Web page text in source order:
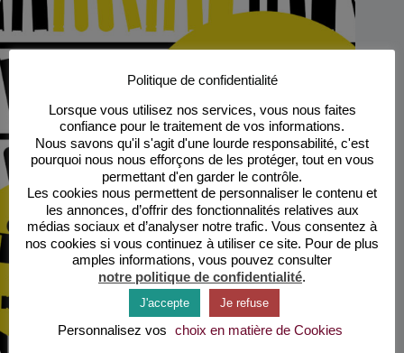
Politique de confidentialité
Lorsque vous utilisez nos services, vous nous faites
confiance pour le traitement de vos informations.
Nous savons qu'il s'agit d'une lourde responsabilité, c'est
pourquoi nous nous efforçons de les protéger, tout en vous
permettant d'en garder le contrôle.
Les cookies nous permettent de personnaliser le contenu et
les annonces, d’offrir des fonctionnalités relatives aux
médias sociaux et d’analyser notre trafic. Vous consentez à
nos cookies si vous continuez à utiliser ce site. Pour de plus
amples informations, vous pouvez consulter
notre politique de confidentialité.
J'accepte Je refuse
Personnalisez vos choix en matière de Cookies